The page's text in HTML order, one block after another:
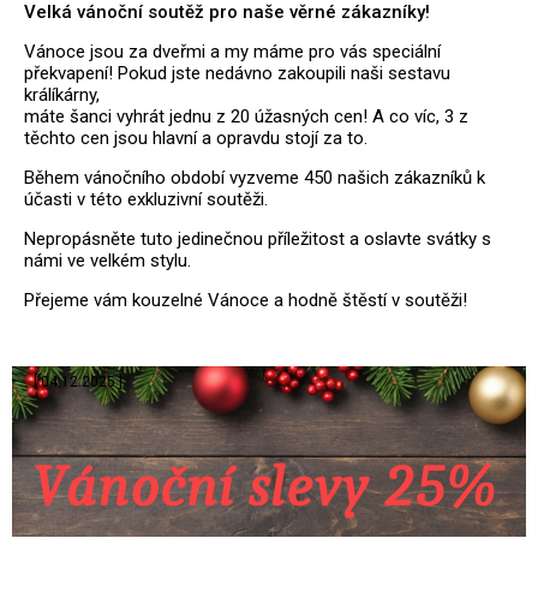
Výrobce překližky jsme pečlivě vybíraly mezi evropskými
výrobci. Dodavatelem překližky na opláštění se stala
Finská společnost, která prokázala nejvyšší stálost
kvality a spolehlivé dodávky. Z širokého sortimentu jsme
vybraly smrkovou broušenou překližku tloušťky 15 mm,
lepenou vodostálým lepidlem v kvalitě C+/CP. Na stropy a
podlahy používáme nebroušenou variantu kvality CP/CP.
Nedílnou podminkou použití tohoto materiálu je certifikát
o zdravotní nezávadnosti podle velmi přísné normy s
kvalifikací E1. Tuto náročnou normu přijali jako závaznou
pouze EU a USA.
Velká vánoční soutěž pro naše věrné zákazníky!
Vánoce jsou za dveřmi a my máme pro vás speciální
překvapení! Pokud jste nedávno zakoupili naši sestavu
králíkárny,
máte šanci vyhrát jednu z 20 úžasných cen! A co víc, 3 z
těchto cen jsou hlavní a opravdu stojí za to.
Během vánočního období vyzveme 450 našich zákazníků k
účasti v této exkluzivní soutěži.
Nepropásněte tuto jedinečnou příležitost a oslavte svátky s
námi ve velkém stylu.
Přejeme vám kouzelné Vánoce a hodně štěstí v soutěži!
. [ 04.12.2025 ]
.